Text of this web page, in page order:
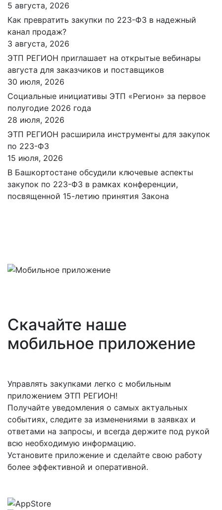
5 августа, 2026
Как превратить закупки по 223-ФЗ в надежный
канал продаж?
3 августа, 2026
ЭТП РЕГИОН приглашает на открытые вебинары
августа для заказчиков и поставщиков
30 июля, 2026
Социальные инициативы ЭТП «Регион» за первое
полугодие 2026 года
28 июля, 2026
ЭТП РЕГИОН расширила инструменты для закупок
по 223-ФЗ
15 июля, 2026
В Башкортостане обсудили ключевые аспекты
закупок по 223-ФЗ в рамках конференции,
посвященной 15-летию принятия Закона
Скачайте наше
мобильное приложение
Управлять закупками легко с мобильным
приложением ЭТП РЕГИОН!
Получайте уведомления о самых актуальных
событиях, следите за изменениями в заявках и
ответами на запросы, и всегда держите под рукой
всю необходимую информацию.
Установите приложение и сделайте свою работу
более эффективной и оперативной.